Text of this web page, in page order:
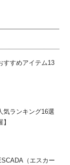
すすめアイテム13
気ランキング16選
（エスカー